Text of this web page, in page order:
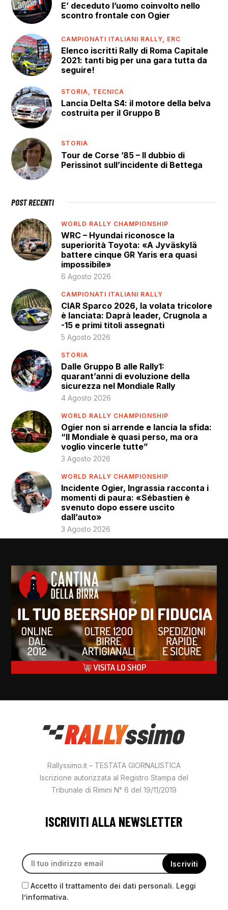
E’ deceduto l’uomo coinvolto nello
scontro frontale con Ogier
CAMPIONATI ITALIANI RALLY, ERC
Elenco iscritti Rally di Roma Capitale
2021: tanti big per una gara tutta da
seguire!
STORIA, TECNICA
Lancia Delta S4: il motore della belva
costruita per il Gruppo B
STORIA
Tour de Corse ’85 – Il dubbio di
Perissinot sull’incidente di Bettega
POST RECENTI
WORLD RALLY CHAMPIONSHIP
WRC – Hyundai riconosce la
superiorità Toyota: «A Jyväskylä
battere cinque GR Yaris era quasi
impossibile»
6 Agosto 2026
CAMPIONATI ITALIANI RALLY
CIAR Sparco 2026, la volata tricolore
è lanciata: Daprà leader, Crugnola a
-15 e primi titoli assegnati
5 Agosto 2026
STORIA
Dalle Gruppo B alle Rally1:
quarant’anni di evoluzione della
sicurezza nel Mondiale Rally
4 Agosto 2026
WORLD RALLY CHAMPIONSHIP
Ogier non si arrende e lancia la sfida:
“Il Mondiale è quasi perso, ma ora
voglio vincerle tutte”
3 Agosto 2026
WORLD RALLY CHAMPIONSHIP
Incidente Ogier, Ingrassia racconta i
momenti di paura: «Sébastien è
svenuto dopo essere uscito
dall’auto»
3 Agosto 2026
Rallyssimo.it – TESTATA GIORNALISTICA
Iscrizione autorizzata al Registro Stampa del
Tribunale di Rimini N° 6 del 19/11/2019
ISCRIVITI ALLA NEWSLETTER
Accetto il trattamento dei dati personali. Leggi
l’informativa.